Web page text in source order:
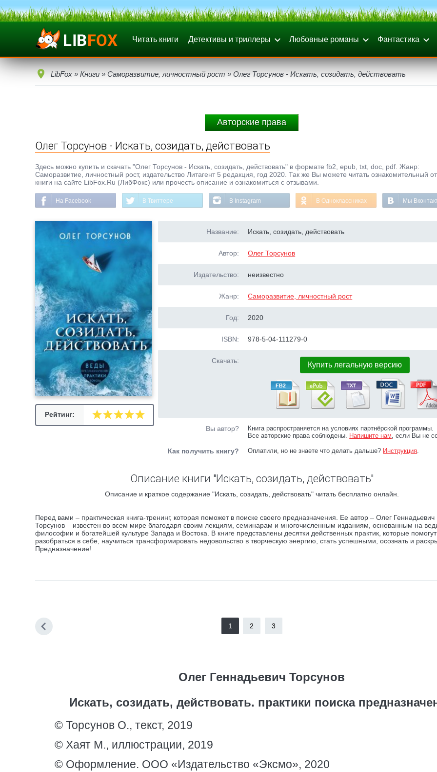
Читать книги Детективы и триллеры Любовные романы Фантастика
LibFox » Книги » Саморазвитие, личностный рост » Олег Торсунов - Искать, созидать, действовать
Авторские права
Олег Торсунов - Искать, созидать, действовать
Здесь можно купить и скачать "Олег Торсунов - Искать, созидать, действовать" в формате fb2, epub, txt, doc, pdf. Жанр:
Саморазвитие, личностный рост, издательство Литагент 5 редакция, год 2020. Так же Вы можете читать ознакомительный
книги на сайте LibFox.Ru (ЛибФокс) или прочесть описание и ознакомиться с отзывами.
На Facebook В Твиттере В Instagram В Одноклассниках Мы
Рейтинг:
Название: Искать, созидать, действовать
Автор: Олег Торсунов
Издательство: неизвестно
Жанр: Саморазвитие, личностный рост
Год: 2020
ISBN: 978-5-04-111279-0
Скачать: Купить легальную версию
Вы автор?
Книга распространяется на условиях партнёрской программы.
Все авторские права соблюдены. Напишите нам, если Вы не
Как получить книгу? Оплатили, но не знаете что делать дальше? Инструкция.
Описание книги "Искать, созидать, действовать"
Описание и краткое содержание "Искать, созидать, действовать" читать бесплатно онлайн.
Перед вами – практическая книга-тренинг, которая поможет в поиске своего предназначения. Ее автор – Олег Геннадьевич
Торсунов – известен во всем мире благодаря своим лекциям, семинарам и многочисленным изданиям, основанным на
философии и богатейшей культуре Запада и Востока. В книге представлены десятки действенных практик, которые
разобраться в себе, научиться трансформировать недовольство в творческую энергию, стать успешными, осознать и
Предназначение!
1 2 3
Олег Геннадьевич Торсунов
Искать, созидать, действовать. практики поиска
© Торсунов О., текст, 2019
© Хаят М., иллюстрации, 2019
© Оформление. ООО «Издательство «Эксмо», 2020